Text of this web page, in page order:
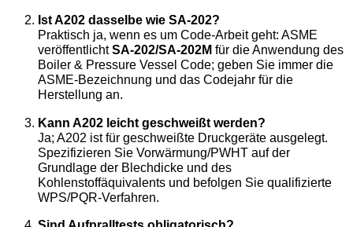
Ist A202 dasselbe wie SA-202?
Praktisch ja, wenn es um Code-Arbeit geht: ASME
veröffentlichtSA-202/SA-202M für die Anwendung des
Boiler & Pressure Vessel Code; geben Sie immer die
ASME-Bezeichnung und das Codejahr für die
Herstellung an.
Kann A202 leicht geschweißt werden?
Ja; A202 ist für geschweißte Druckgeräte ausgelegt.
Spezifizieren Sie Vorwärmung/PWHT auf der
Grundlage der Blechdicke und des
Kohlenstoffäquivalents und befolgen Sie qualifizierte
WPS/PQR-Verfahren.